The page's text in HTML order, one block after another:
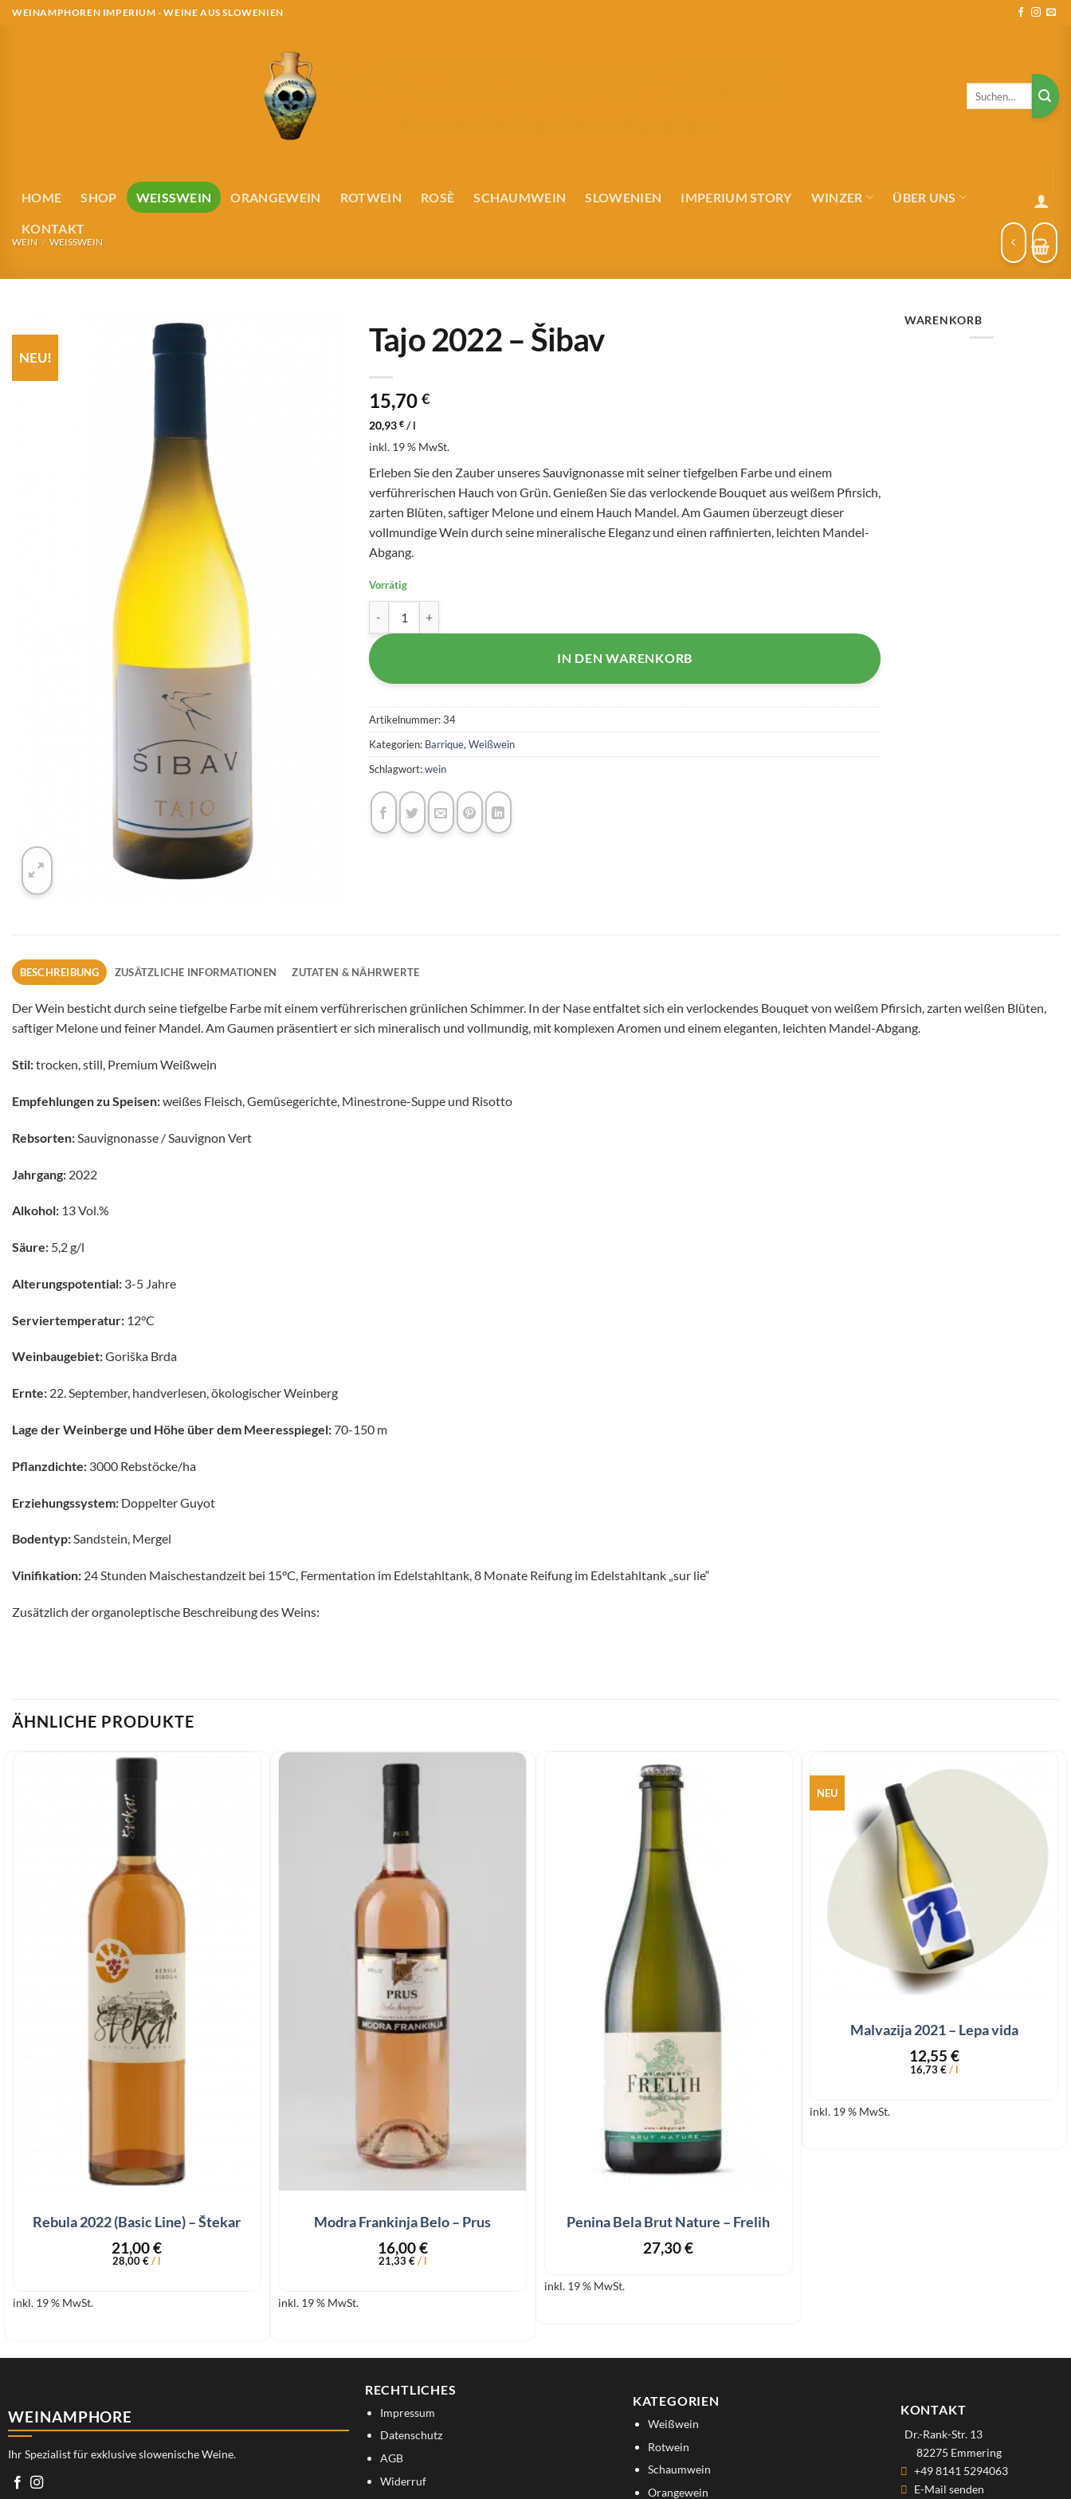
ZumWEINAMPHOREN IMPERIUM - WEINE AUS SLOWENIEN
HOME SHOP WEISSWEIN ORANGEWEIN ROTWEIN ROSÈ SCHAUMWEIN SLOWENIEN IMPERIUM STORY WINZER ÜBER UNS
KONTAKT
WEIN / WEISSWEIN
NEU! Tajo 2022 – Šibav
15,70 €
20,93 € /l
inkl. 19 % MwSt.
Erleben Sie den Zauber unseres Sauvignonasse mit seiner tiefgelben Farbe und einem
verführerischen Hauch von Grün. Genießen Sie das verlockende Bouquet aus weißem Pfirsich,
zarten Blüten, saftiger Melone und einem Hauch Mandel. Am Gaumen überzeugt dieser
vollmundige Wein durch seine mineralische Eleganz und einen raffinierten, leichten Mandel-
Abgang.
Vorrätig
IN DEN WARENKORB
Artikelnummer:34
Kategorien: Barrique, Weißwein
Schlagwort:wein
WARENKORB
BESCHREIBUNG ZUSÄTZLICHE INFORMATIONEN ZUTATEN & NÄHRWERTE
Der Wein besticht durch seine tiefgelbe Farbe mit einem verführerischen grünlichen Schimmer. In der Nase entfaltet sich ein verlockendes Bouquet von weißem Pfirsich, zarten weißen Blüten,
saftiger Melone und feiner Mandel. Am Gaumen präsentiert er sich mineralisch und vollmundig, mit komplexen Aromen und einem eleganten, leichten Mandel-Abgang.
Stil:trocken, still, Premium Weißwein
Empfehlungen zu Speisen:weißes Fleisch, Gemüsegerichte, Minestrone-Suppe und Risotto
Rebsorten: Sauvignonasse / Sauvignon Vert
Jahrgang: 2022
Alkohol: 13 Vol.%
Säure: 5,2 g/l
Alterungspotential: 3-5 Jahre
Serviertemperatur: 12°C
Weinbaugebiet:Goriška Brda
Ernte: 22. September, handverlesen, ökologischer Weinberg
Lage der Weinberge und Höhe über dem Meeresspiegel:70-150 m
Pflanzdichte: 3000 Rebstöcke/ha
Erziehungssystem: Doppelter Guyot
Bodentyp:Sandstein, Mergel
Vinifikation: 24 Stunden Maischestandzeit bei 15°C, Fermentation im Edelstahltank, 8 Monate Reifung im Edelstahltank „sur lie“
Zusätzlich der organoleptische Beschreibung des Weins:
ÄHNLICHE PRODUKTE
Rebula 2022 (Basic Line) – Štekar
21,00€
28,00€/ l
inkl. 19 % MwSt.
Modra Frankinja Belo – Prus
16,00€
21,33 €/ l
inkl. 19 % MwSt.
Penina Bela Brut Nature – Frelih
27,30€
inkl. 19 % MwSt.
NEU
Add to
wishlist
Malvazija 2021 – Lepa vida
12,55 €
16,73 €/ l
inkl. 19 % MwSt.
WEINAMPHORE
Ihr Spezialist für exklusive slowenische Weine.
RECHTLICHES
Impressum
Datenschutz
AGB
Widerruf
KATEGORIEN
Weißwein
Rotwein
Schaumwein
Orangewein
KONTAKT
Dr.-Rank-Str. 13
82275 Emmering
+49 8141 5294063
E-Mail senden